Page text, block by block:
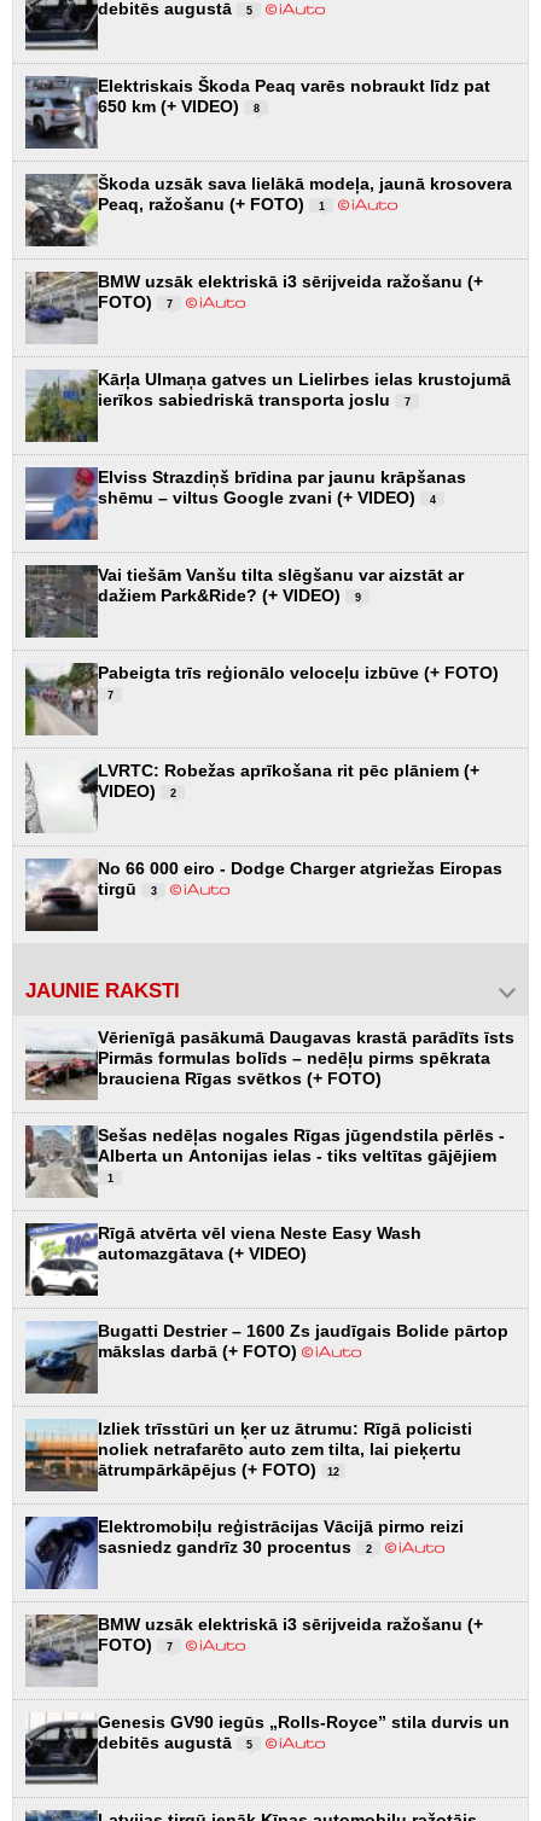
debitēs augustā 5
Elektriskais Škoda Peaq varēs nobraukt līdz pat
650 km (+ VIDEO)
8
Škoda uzsāk sava lielākā modeļa, jaunā krosovera
Peaq, ražošanu (+ FOTO)
1
BMW uzsāk elektriskā i3 sērijveida ražošanu (+
FOTO)
7
Kārļa Ulmaņa gatves un Lielirbes ielas krustojumā
ierīkos sabiedriskā transporta joslu
7
Elviss Strazdiņš brīdina par jaunu krāpšanas
shēmu – viltus Google zvani (+ VIDEO)
4
Vai tiešām Vanšu tilta slēgšanu var aizstāt ar
dažiem Park&Ride? (+ VIDEO)
9
Pabeigta trīs reģionālo veloceļu izbūve (+ FOTO)
7
LVRTC: Robežas aprīkošana rit pēc plāniem (+
VIDEO)
2
No 66 000 eiro - Dodge Charger atgriežas Eiropas
tirgū
3
JAUNIE RAKSTI
Vērienīgā pasākumā Daugavas krastā parādīts īsts
Pirmās formulas bolīds – nedēļu pirms spēkrata
brauciena Rīgas svētkos (+ FOTO)
Sešas nedēļas nogales Rīgas jūgendstila pērlēs -
Alberta un Antonijas ielas - tiks veltītas gājējiem
1
Rīgā atvērta vēl viena Neste Easy Wash
automazgātava (+ VIDEO)
Bugatti Destrier – 1600 Zs jaudīgais Bolide pārtop
mākslas darbā (+ FOTO)
Izliek trīsstūri un ķer uz ātrumu: Rīgā policisti
noliek netrafarēto auto zem tilta, lai pieķertu
ātrumpārkāpējus (+ FOTO)
12
Elektromobiļu reģistrācijas Vācijā pirmo reizi
sasniedz gandrīz 30 procentus
2
BMW uzsāk elektriskā i3 sērijveida ražošanu (+
FOTO)
7
Genesis GV90 iegūs „Rolls-Royce” stila durvis un
debitēs augustā
5